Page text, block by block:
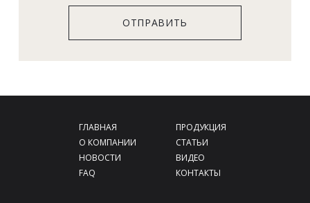
ОТПРАВИТЬ
ГЛАВНАЯ
ПРОДУКЦИЯ
О КОМПАНИИ
СТАТЬИ
НОВОСТИ
ВИДЕО
FAQ
КОНТАКТЫ